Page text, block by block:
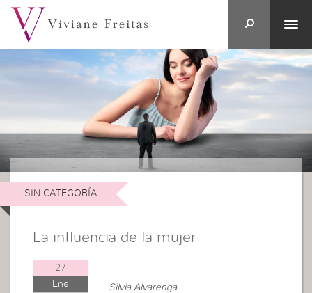
SIN CATEGORÍA
La influencia de la mujer
27
Ene
Silvia Alvarenga